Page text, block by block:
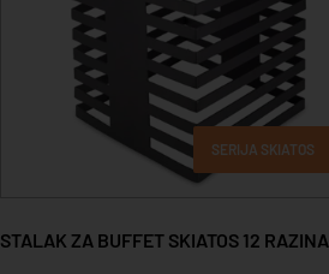
SERIJA SKIATOS
STALAK ZA BUFFET SKIATOS 12 RAZINA